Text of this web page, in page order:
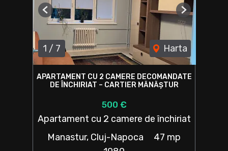
1 / 7 Harta
Previous Next
APARTAMENT CU 2 CAMERE DECOMANDATE
DE ÎNCHIRIAT – CARTIER MĂNĂȘTUR
500 €
Apartament cu 2 camere de închiriat
Manastur, Cluj-Napoca
47 mp